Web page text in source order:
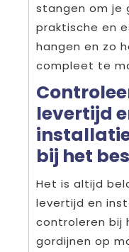
stangen om je
praktische en
hangen en zo
compleet te
levertijd
bij het
Het is altijd
levertijd en
controleren bij
gordijnen op